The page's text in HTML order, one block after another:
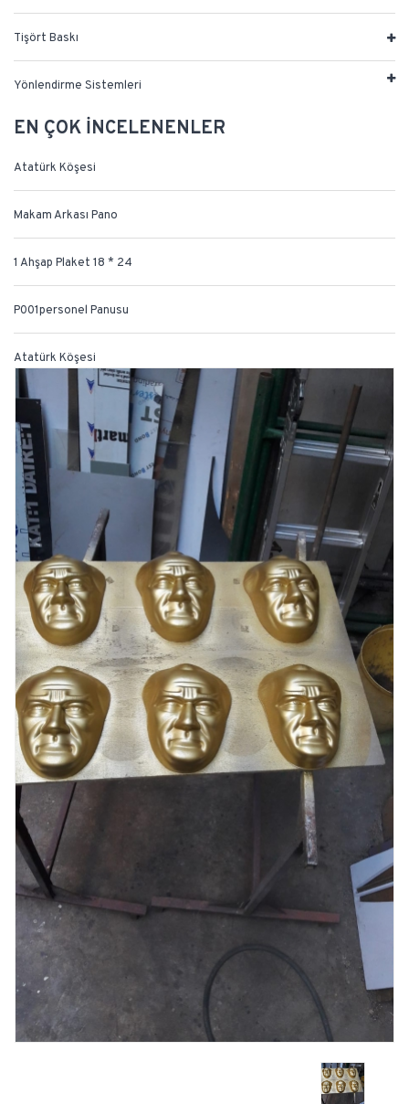
Tişört Baskı
Yönlendirme Sistemleri
EN ÇOK İNCELENENLER
Atatürk Köşesi
Makam Arkası Pano
1 Ahşap Plaket 18 * 24
P001personel Panusu
Atatürk Köşesi